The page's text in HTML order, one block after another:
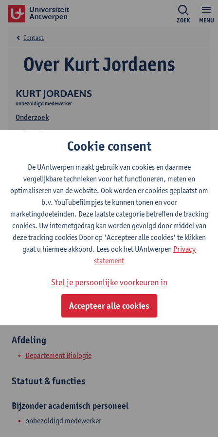
MENU
ZOEK
KURT JORDAENS
onbezoldigd medewerker
Onderzoek
Publicaties
Over Kurt Jordaens
Contact
Contact
Campus Drie Eiken
Universiteitsplein 1
2610 Wilrijk, BEL
Afdeling
Departement Biologie
Statuut & functies
Bijzonder academisch personeel
onbezoldigd medewerker
Cookie consent
De UAntwerpen maakt gebruik van cookies en daarmee
vergelijkbare technieken voor het functioneren, meten en
optimaliseren van de website. Ook worden er cookies geplaatst om
b.v. YouTubefilmpjes te kunnen tonen en voor
marketingdoeleinden. Deze laatste categorie betreffen de tracking
cookies. Uw internetgedrag kan worden gevolgd door middel van
deze tracking cookies Door op 'Accepteer alle cookies' te klikken
gaat u hiermee akkoord. Lees ook het UAntwerpen Privacy
statement
Stel je persoonlijke voorkeuren in
Accepteer alle cookies